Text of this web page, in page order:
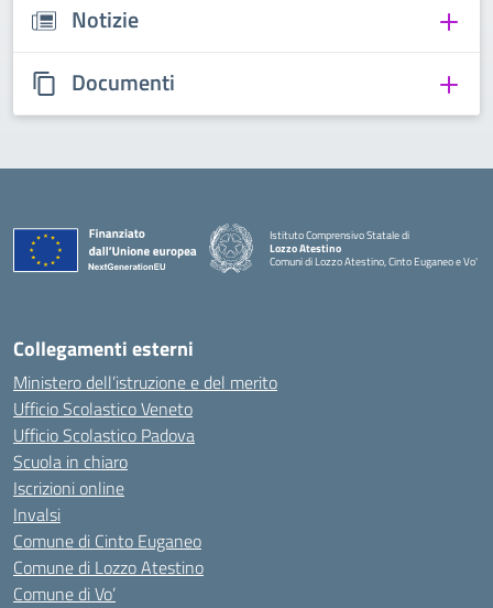
Notizie
Documenti
Istituto Comprensivo Statale di
Lozzo Atestino
Comuni di Lozzo Atestino, Cinto Euganeo e Vo'
— Visita la pagina iniziale della scuola
Collegamenti esterni
Ministero dell’istruzione e del merito
Ufficio Scolastico Veneto
Ufficio Scolastico Padova
Scuola in chiaro
Iscrizioni online
Invalsi
Comune di Cinto Euganeo
Comune di Lozzo Atestino
Comune di Vo’